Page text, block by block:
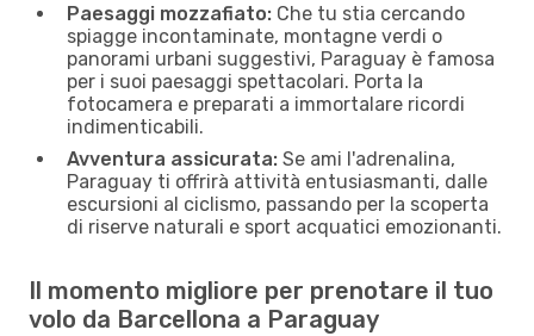
Paesaggi mozzafiato: Che tu stia cercando
spiagge incontaminate, montagne verdi o
panorami urbani suggestivi, Paraguay è famosa
per i suoi paesaggi spettacolari. Porta la
fotocamera e preparati a immortalare ricordi
indimenticabili.
Avventura assicurata: Se ami l'adrenalina,
Paraguay ti offrirà attività entusiasmanti, dalle
escursioni al ciclismo, passando per la scoperta
di riserve naturali e sport acquatici emozionanti.
Il momento migliore per prenotare il tuo
volo da Barcellona a Paraguay